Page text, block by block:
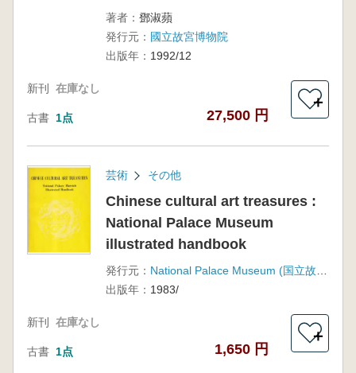
著者： 鄧淑蘋
発行元： 國立故宮博物院
出版年： 1992/12
新刊 在庫なし
古書 1点 27,500 円
＋
芸術 その他
Chinese cultural art treasures :
National Palace Museum
illustrated handbook
発行元：
出版年： 1983/
新刊 在庫なし
古書 1点 1,650 円
＋